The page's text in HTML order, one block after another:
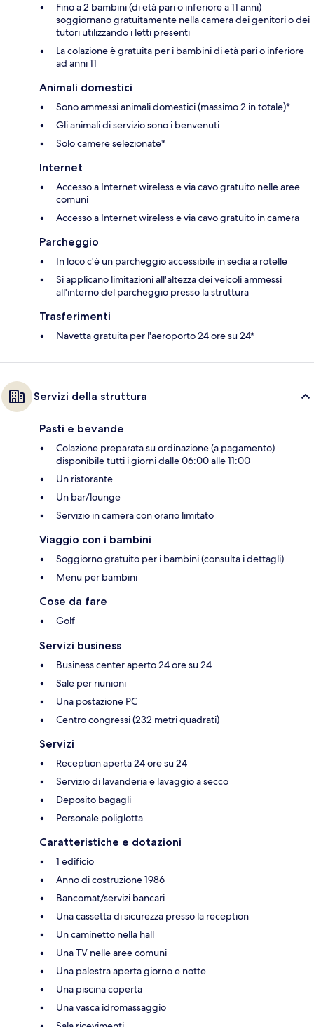
Fino a 2 bambini (di età pari o inferiore a 11 anni)
soggiornano gratuitamente nella camera dei genitori o dei
tutori utilizzando i letti presenti
La colazione è gratuita per i bambini di età pari o inferiore
ad anni 11
Animali domestici
Sono ammessi animali domestici (massimo 2 in totale)*
Gli animali di servizio sono i benvenuti
Solo camere selezionate*
Internet
Accesso a Internet wireless e via cavo gratuito nelle aree
comuni
Accesso a Internet wireless e via cavo gratuito in camera
Parcheggio
In loco c'è un parcheggio accessibile in sedia a rotelle
Si applicano limitazioni all'altezza dei veicoli ammessi
all'interno del parcheggio presso la struttura
Trasferimenti
Navetta gratuita per l'aeroporto 24 ore su 24*
Servizi della struttura
Pasti e bevande
Colazione preparata su ordinazione (a pagamento)
disponibile tutti i giorni dalle 06:00 alle 11:00
Un ristorante
Un bar/lounge
Servizio in camera con orario limitato
Viaggio con i bambini
Soggiorno gratuito per i bambini (consulta i dettagli)
Menu per bambini
Cose da fare
Golf
Servizi business
Business center aperto 24 ore su 24
Sale per riunioni
Una postazione PC
Centro congressi (232 metri quadrati)
Servizi
Reception aperta 24 ore su 24
Servizio di lavanderia e lavaggio a secco
Deposito bagagli
Personale poliglotta
Caratteristiche e dotazioni
1 edificio
Anno di costruzione 1986
Bancomat/servizi bancari
Una cassetta di sicurezza presso la reception
Un caminetto nella hall
Una TV nelle aree comuni
Una palestra aperta giorno e notte
Una piscina coperta
Una vasca idromassaggio